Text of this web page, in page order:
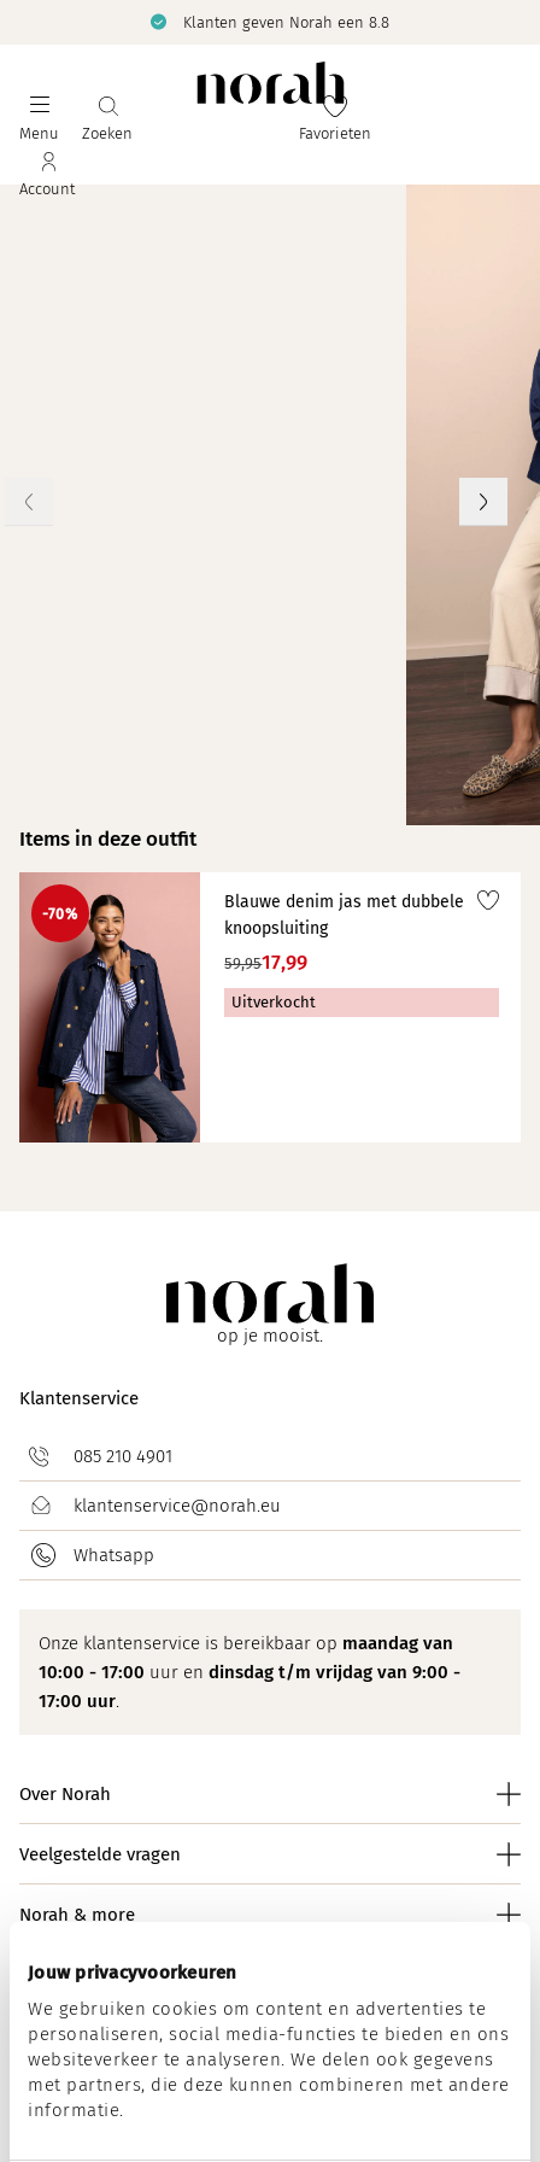
Jouw privacyvoorkeuren
We gebruiken cookies om content en advertenties te
personaliseren, social media-functies te bieden en ons
websiteverkeer te analyseren. We delen ook gegevens
met partners, die deze kunnen combineren met andere
informatie.
Klanten geven Norah een 8.8
Menu Zoeken Favorieten
Account
Items in deze outfit
-70%
Blauwe denim jas met dubbele
knoopsluiting
59,9517,99
Uitverkocht
op je mooist.
Klantenservice
085 210 4901
klantenservice@norah.eu
Whatsapp
Onze klantenservice is bereikbaar op maandag van
10:00 - 17:00 uur en dinsdag t/m vrijdag van 9:00 -
17:00 uur.
Over Norah
Veelgestelde vragen
Norah & more
Norah op social media